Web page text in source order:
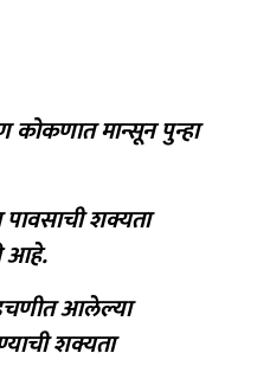
मान्सून पुन्हा
पावसाची शक्यता
आहे.
आलेल्या
शक्यता